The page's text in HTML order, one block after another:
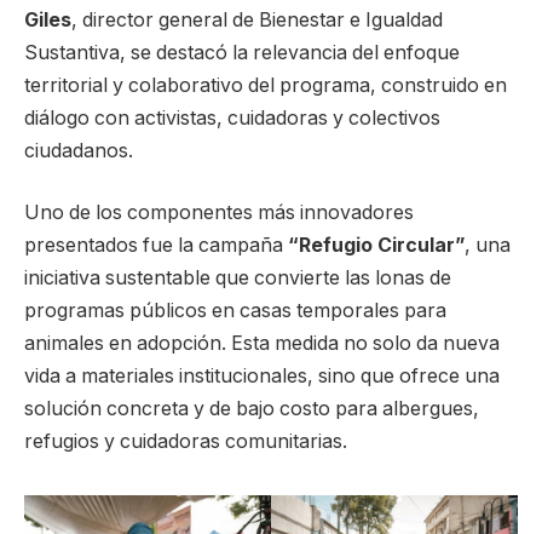
Giles, director general de Bienestar e Igualdad
Sustantiva, se destacó la relevancia del enfoque
territorial y colaborativo del programa, construido en
diálogo con activistas, cuidadoras y colectivos
ciudadanos.
Uno de los componentes más innovadores
presentados fue la campaña “Refugio Circular”, una
iniciativa sustentable que convierte las lonas de
programas públicos en casas temporales para
animales en adopción. Esta medida no solo da nueva
vida a materiales institucionales, sino que ofrece una
solución concreta y de bajo costo para albergues,
refugios y cuidadoras comunitarias.